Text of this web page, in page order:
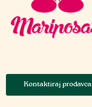
Kontaktiraj prodavca